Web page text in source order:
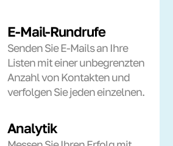
E-Mail-Rundrufe
Senden Sie E-Mails an Ihre
Listen mit einer unbegrenzten
Anzahl von Kontakten und
verfolgen Sie jeden einzelnen.
Analytik